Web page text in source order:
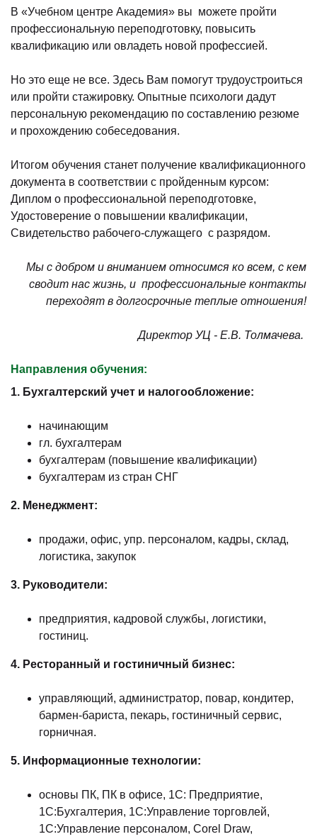
В «Учебном центре Академия» вы можете пройти
профессиональную переподготовку, повысить
квалификацию или овладеть новой профессией.
Но это еще не все. Здесь Вам помогут трудоустроиться
или пройти стажировку. Опытные психологи дадут
персональную рекомендацию по составлению резюме
и прохождению собеседования.
Итогом обучения станет получение квалификационного
документа в соответствии с пройденным курсом:
Диплом о профессиональной переподготовке,
Удостоверение о повышении квалификации,
Свидетельство рабочего-служащего с разрядом.
Мы с добром и вниманием относимся ко всем, с кем
сводит нас жизнь, и профессиональные контакты
переходят в долгосрочные теплые отношения!
Директор УЦ - Е.В. Толмачева.
Направления обучения:
1. Бухгалтерский учет и налогообложение:
начинающим
гл. бухгалтерам
бухгалтерам (повышение квалификации)
бухгалтерам из стран СНГ
2. Менеджмент:
продажи, офис, упр. персоналом, кадры, склад,
логистика, закупок
3. Руководители:
предприятия, кадровой службы, логистики,
гостиниц.
4. Ресторанный и гостиничный бизнес:
управляющий, администратор, повар, кондитер,
бармен-бариста, пекарь, гостиничный сервис,
горничная.
5. Информационные технологии:
основы ПК, ПК в офисе, 1С: Предприятие,
1С:Бухгалтерия, 1C:Управление торговлей,
1C:Управление персоналом, Corel Draw,